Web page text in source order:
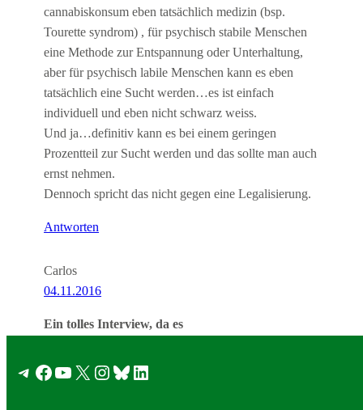
cannabiskonsum eben tatsächlich medizin (bsp.
Tourette syndrom) , für psychisch stabile Menschen
eine Methode zur Entspannung oder Unterhaltung,
aber für psychisch labile Menschen kann es eben
tatsächlich eine Sucht werden…es ist einfach
individuell und eben nicht schwarz weiss.
Und ja…definitiv kann es bei einem geringen
Prozentteil zur Sucht werden und das sollte man auch
ernst nehmen.
Dennoch spricht das nicht gegen eine Legalisierung.
Antworten
Carlos
04.11.2016
Ein tolles Interview, da es
Standpunkt wiedergibt. Es gibt leider wirklich,
vorallem durch den Mischkonsum mit Tabak,
Telegram
Facebook
YouTube
X Instagram
Bluesky
LinkedIn